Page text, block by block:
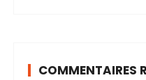
COMMENTAIRES